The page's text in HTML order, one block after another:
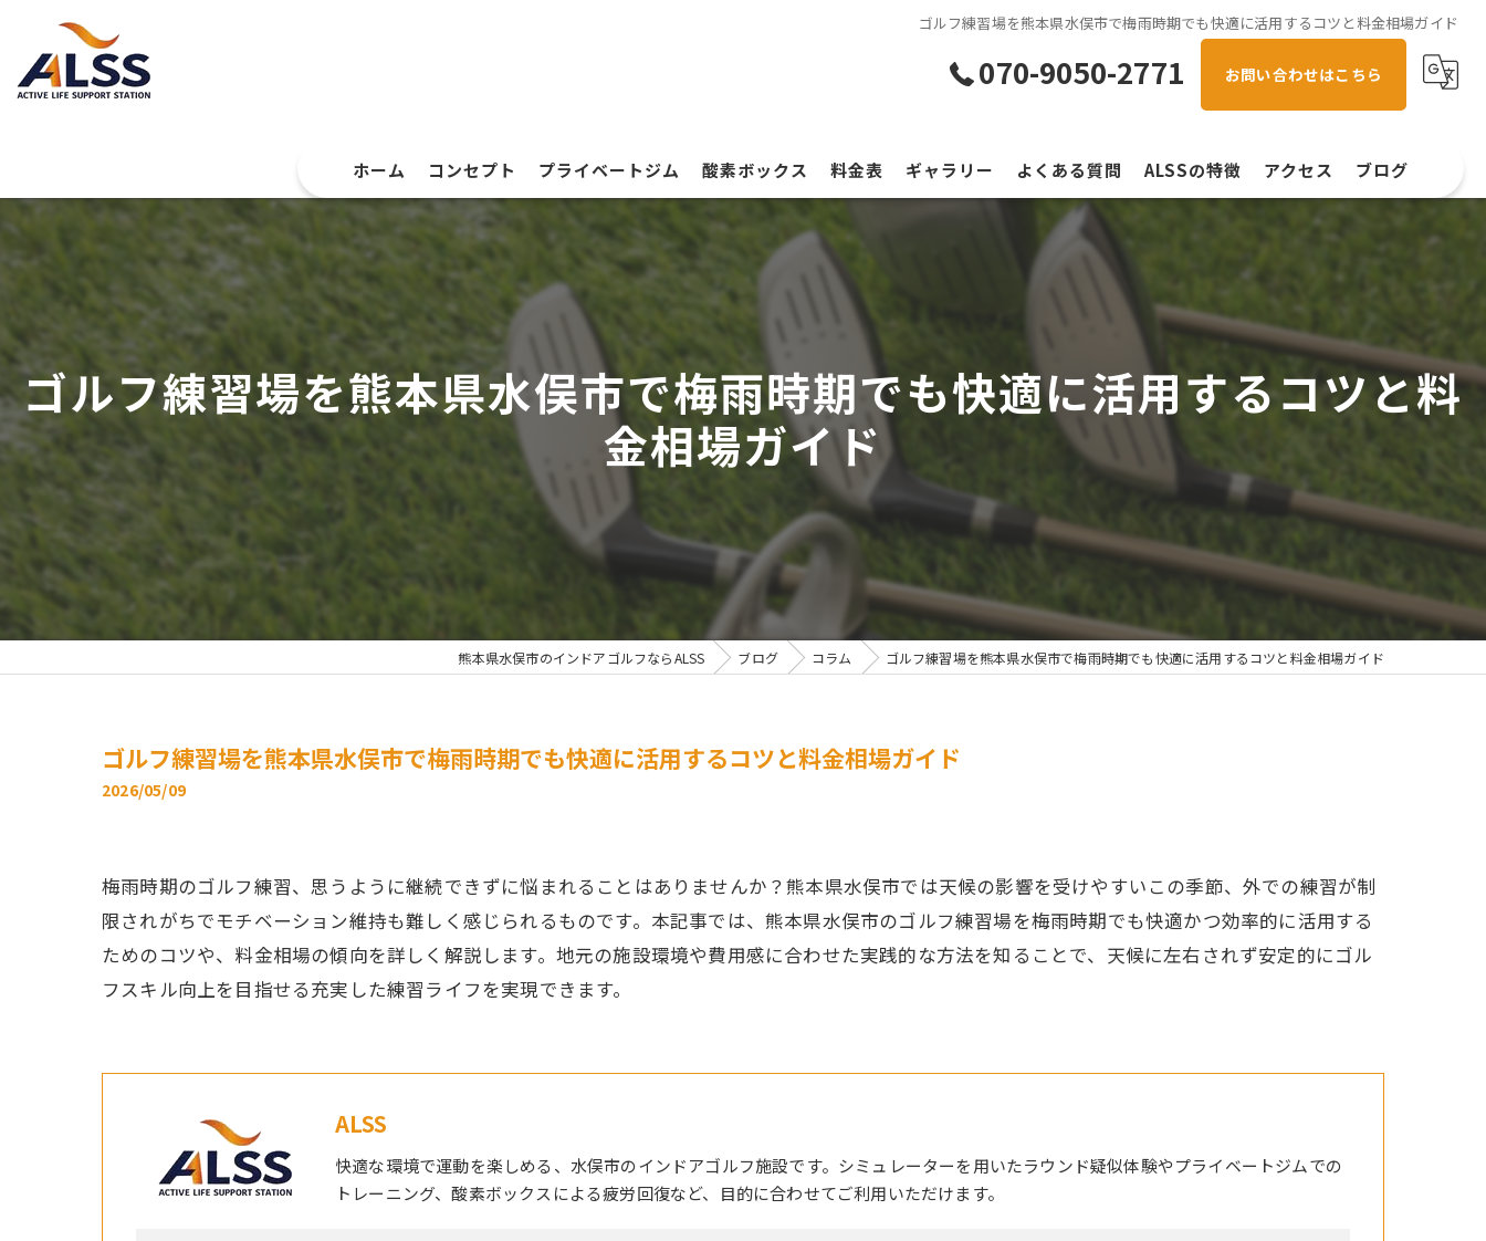
ゴルフ練習場を熊本県水俣市で梅雨時期でも快適に活用するコツと料金相場ガイド
070-9050-2771 お問い合わせはこちら
ホーム コンセプト プライベートジム 酸素ボックス 料金表 ギャラリー よくある質問 ALSSの特徴
スイング解析
手ぶら
アクセス ブログ
ゴルフ練習場を熊本県水俣市で梅雨時期でも快適に活用するコツと料
金相場ガイド
熊本県水俣市のインドアゴルフならALSS ブログ コラム ゴルフ練習場を熊本県水俣市で梅雨時期でも快適に活用するコツと料金相場ガイド
ゴルフ練習場を熊本県水俣市で梅雨時期でも快適に活用するコツと料金相場ガイド
2026/05/09
梅雨時期のゴルフ練習、思うように継続できずに悩まれることはありませんか？熊本県水俣市では天候の影響を受けやすいこの季節、外での練習が制
限されがちでモチベーション維持も難しく感じられるものです。本記事では、熊本県水俣市のゴルフ練習場を梅雨時期でも快適かつ効率的に活用する
ためのコツや、料金相場の傾向を詳しく解説します。地元の施設環境や費用感に合わせた実践的な方法を知ることで、天候に左右されず安定的にゴル
フスキル向上を目指せる充実した練習ライフを実現できます。
ALSS
快適な環境で運動を楽しめる、水俣市のインドアゴルフ施設です。シミュレーターを用いたラウンド疑似体験やプライベートジムでの
トレーニング、酸素ボックスによる疲労回復など、目的に合わせてご利用いただけます。